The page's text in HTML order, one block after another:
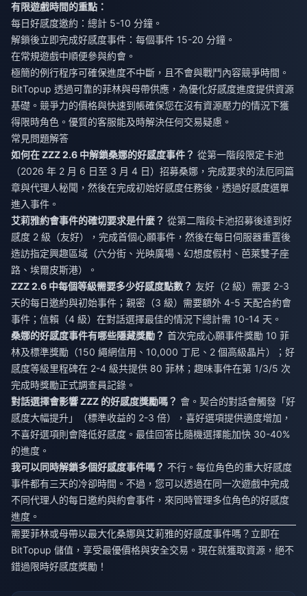
有限遊戲時間的重點：
每日好感度邀約：總計 5-10 分鐘。
解鎖後立即完成好感度事件：每個事件 15-20 分鐘。
在常規遊戲中順便參與約會。
極簡的例行程序可確保進度不中斷，且不會與戰鬥內容競爭時間。
BitTopup 透過可靠的菲林與母帶供應，為優化好感度進度提供資源
基礎。競爭力的價格與快速到帳確保您在沒有資源壓力的情況下獲
得限時角色。優質的客服能及時解決任何交易疑慮。
常見問題解答
如何在 ZZZ 2.6 中解鎖桑娜的好感度事件？ 從第一階段限定卡池
（2026 年 2 月 6 日至 3 月 4 日）招募桑娜，完成要求的法厄同篇
章與代理人秘聞，然後在完成初始好感度任務後，透過好感度選單
進入事件。
艾莉雅約會事件的確切要求是什麼？ 從第二階段卡池招募後達到好
感度 2 級（友好），完成首個心願事件，然後在每日伺服器重置後
造訪指定興趣區域（六分街、光映廣場、幻想度假村、芭萊雙子座
路、埃爾皮斯港）。
ZZZ 2.6 中每個等級需要多少好感度點數？ 友好（2 級）需要 2-3
天的每日邀約與初始事件；親密（3 級）需要額外 4-5 天配合約會
事件；信賴（4 級）在對話選擇最佳的情況下總計需 10-14 天。
桑娜的好感度事件有哪些隱藏獎勵？ 首次完成心願事件獎勵 10 菲
林及標準獎勵（150 繩網信用、10,000 丁尼、2 個高級晶片）；好
感度等級里程碑在 2-4 級共提供 80 菲林；趣味事件在第 1/3/5 次
完成時獎勵正式調查員記錄。
對話選擇會影響 ZZZ 的好感度獎勵嗎？ 會。契合的對話會觸發「好
感度大幅提升」（標準收益的 2-3 倍），喜好選項提供適度增加，
不喜好選項則會降低好感度。最佳回答比隨機選擇能加快 30-40%
的進度。
我可以同時解鎖多個好感度事件嗎？ 不行。每位角色的重大好感度
事件都有三天的冷卻時間。不過，您可以透過在同一次遊戲中完成
不同代理人的每日邀約與約會事件，來同時管理多位角色的好感度
進度。
需要菲林或母帶以最大化桑娜與艾莉雅的好感度事件嗎？立即在
BitTopup 儲值，享受最優價格與安全交易。現在就獲取資源，絕不
錯過限時好感度獎勵！